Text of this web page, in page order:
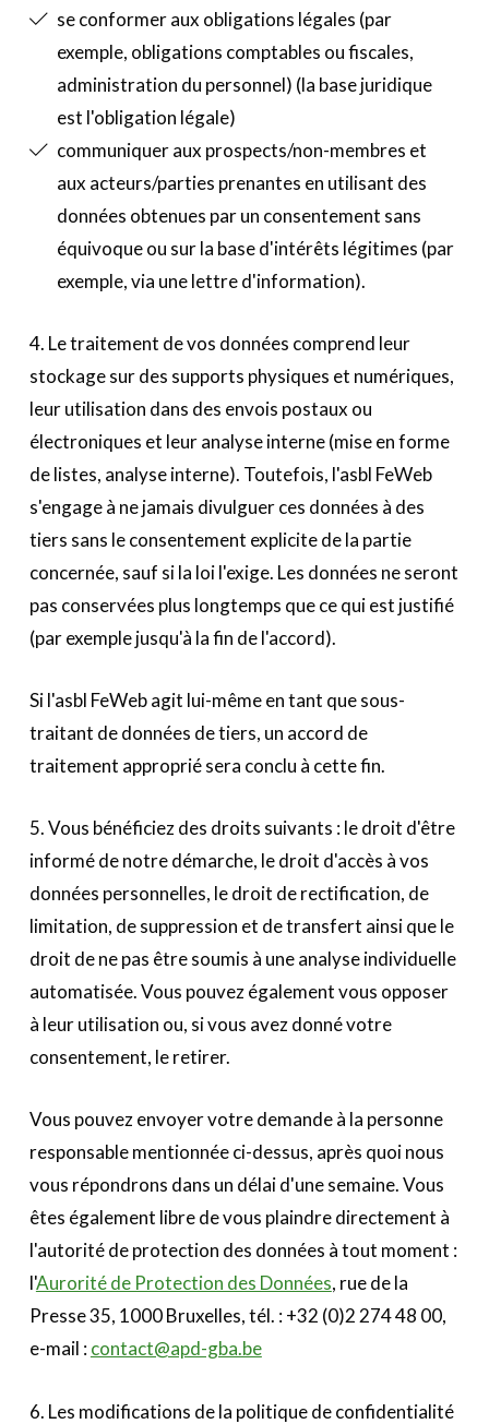
se conformer aux obligations légales (par
exemple, obligations comptables ou fiscales,
administration du personnel) (la base juridique
est l'obligation légale)
communiquer aux prospects/non-membres et
aux acteurs/parties prenantes en utilisant des
données obtenues par un consentement sans
équivoque ou sur la base d'intérêts légitimes (par
exemple, via une lettre d'information).
4. Le traitement de vos données comprend leur
stockage sur des supports physiques et numériques,
leur utilisation dans des envois postaux ou
électroniques et leur analyse interne (mise en forme
de listes, analyse interne). Toutefois, l'asbl FeWeb
s'engage à ne jamais divulguer ces données à des
tiers sans le consentement explicite de la partie
concernée, sauf si la loi l'exige. Les données ne seront
pas conservées plus longtemps que ce qui est justifié
(par exemple jusqu'à la fin de l'accord).
Si l'asbl FeWeb agit lui-même en tant que sous-
traitant de données de tiers, un accord de
traitement approprié sera conclu à cette fin.
5. Vous bénéficiez des droits suivants : le droit d'être
informé de notre démarche, le droit d'accès à vos
données personnelles, le droit de rectification, de
limitation, de suppression et de transfert ainsi que le
droit de ne pas être soumis à une analyse individuelle
automatisée. Vous pouvez également vous opposer
à leur utilisation ou, si vous avez donné votre
consentement, le retirer.
Vous pouvez envoyer votre demande à la personne
responsable mentionnée ci-dessus, après quoi nous
vous répondrons dans un délai d'une semaine. Vous
êtes également libre de vous plaindre directement à
l'autorité de protection des données à tout moment :
l'Aurorité de Protection des Données, rue de la
Presse 35, 1000 Bruxelles, tél. : +32 (0)2 274 48 00,
e-mail :contact@apd-gba.be
6. Les modifications de la politique de confidentialité